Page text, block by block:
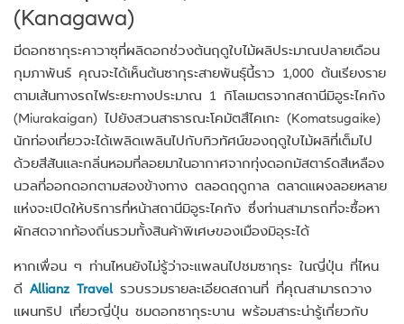
(Kanagawa)
มีดอกซากุระคาวาซุที่ผลิดอกช่วงต้นฤดูใบไม้ผลิประมาณปลายเดือน
กุมภาพันธ์ คุณจะได้เห็นต้นซากุระสายพันธุ์นี้ราว 1,000 ต้นเรียงราย
ตามเส้นทางรถไฟระยะทางประมาณ 1 กิโลเมตรจากสถานีมิอูระไคกัง
(Miurakaigan) ไปยังสวนสาธารณะโคมัตสึไคเกะ (Komatsugaike)
นักท่องเที่ยวจะได้เพลิดเพลินไปกับทิวทัศน์ของฤดูใบไม้ผลิที่เต็มไป
ด้วยสีสันและกลิ่นหอมที่ลอยมาในอากาศจากทุ่งดอกมัสตาร์ดสีเหลือง
นวลที่ออกดอกตามสองข้างทาง ตลอดฤดูกาล ตลาดแผงลอยหลาย
แห่งจะเปิดให้บริการที่หน้าสถานีมิอูระไคกัง ซึ่งท่านสามารถที่จะซื้อหา
ผักสดจากท้องถิ่นรวมทั้งสินค้าพิเศษของเมืองมิอุระได้
หากเพื่อน ๆ ท่านไหนยังไม่รู้ว่าจะแพลนไปชมซากุระ ในญี่ปุ่น ที่ไหน
ดี Allianz Travel รวบรวมรายละเอียดสถานที่ ที่คุณสามารถวาง
แผนทริป เที่ยวญี่ปุ่น ชมดอกซากุระบาน พร้อมสาระน่ารู้เกี่ยวกับ